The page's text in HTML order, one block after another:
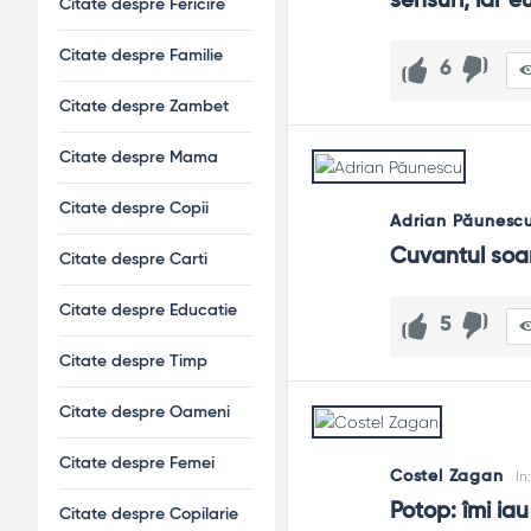
Recunoaște rapid, repară concret și reconstruiește prin
Pot cuvintele să vindece?
Da: numesc adevărul, validează emoții și deschid uși de
6
Adrian
Cuvantul
5
Costel Zagan In:
Potop: îmi
Citate despre Fericire
Citate despre Familie
Citate despre Zambet
Citate despre Mama
Citate despre Copii
Citate despre Carti
Citate despre Educatie
Citate despre Timp
Citate despre Oameni
Citate despre Femei
Citate despre Copilarie